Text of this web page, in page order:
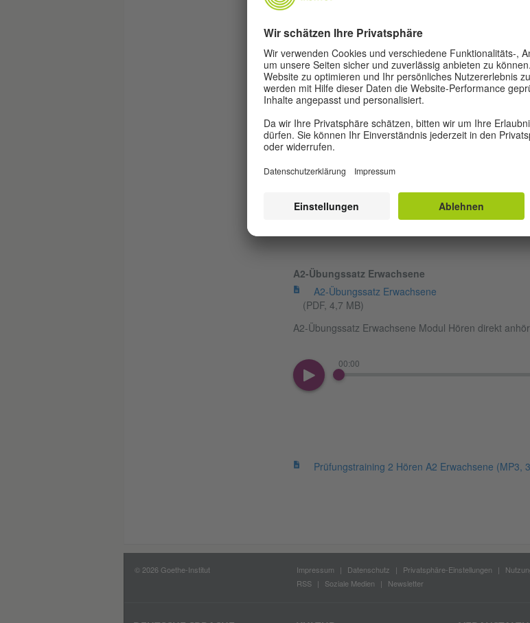
A2-Modellsatz Erwachsene Modul Sprechen direkt
A2-Übungssatz Erwachsene
A2-Übungssatz Erwachsene
(PDF, 4,7 MB)
A2-Übungssatz Erwachsene Modul Hören direkt
00:00
Prüfungstraining 2 Hören A2 Erwachsene (MP3,
© 2026 Goethe-Institut Impressum Datenschutz Privatsphäre-Einstellungen
RSS
Soziale Medien Newsletter